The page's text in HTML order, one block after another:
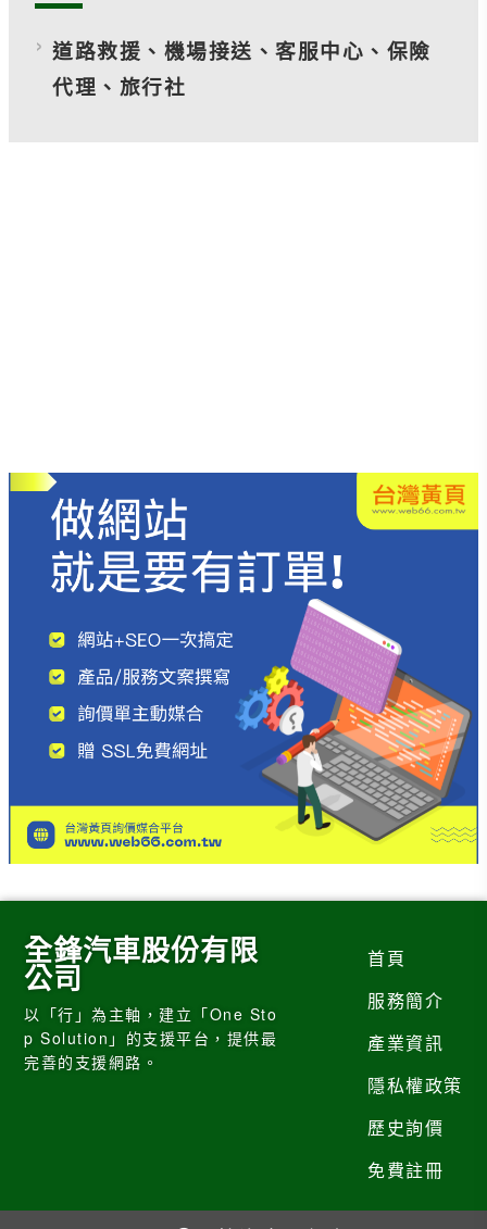
道路救援、機場接送、客服中心、保險
代理、旅行社
全鋒汽車股份有限
公司
以「行」為主軸，建立「One Sto
p Solution」的支援平台，提供最
完善的支援網路。
首頁
服務簡介
產業資訊
隱私權政策
歷史詢價
免費註冊